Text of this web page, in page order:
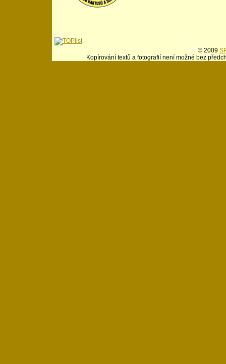
© 2009
Kopírování textů a fotografií není možné bez